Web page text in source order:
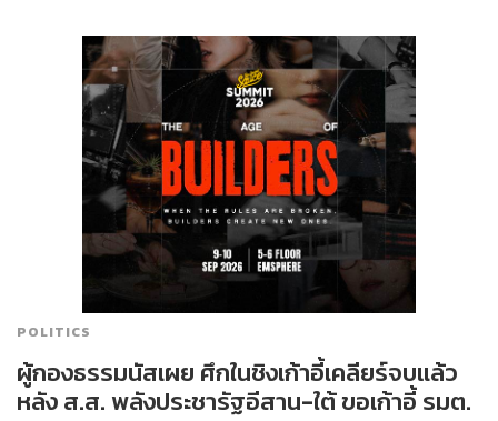
POLITICS
ผู้กองธรรมนัสเผย ศึกในชิงเก้าอี้เคลียร์จบแล้ว
หลัง ส.ส. พลังประชารัฐอีสาน-ใต้ ขอเก้าอี้ รมต.